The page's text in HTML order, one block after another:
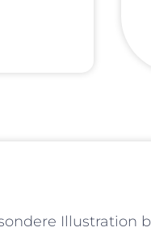
Illustration